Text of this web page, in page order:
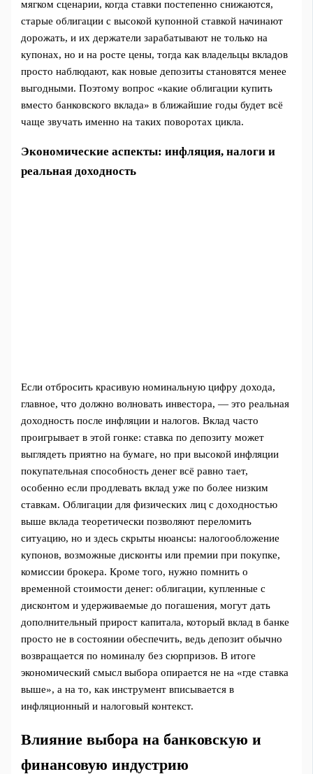
мягком сценарии, когда ставки постепенно снижаются,
старые облигации с высокой купонной ставкой начинают
дорожать, и их держатели зарабатывают не только на
купонах, но и на росте цены, тогда как владельцы вкладов
просто наблюдают, как новые депозиты становятся менее
выгодными. Поэтому вопрос «какие облигации купить
вместо банковского вклада» в ближайшие годы будет всё
чаще звучать именно на таких поворотах цикла.
Экономические аспекты: инфляция, налоги и
реальная доходность
Если отбросить красивую номинальную цифру дохода,
главное, что должно волновать инвестора, — это реальная
доходность после инфляции и налогов. Вклад часто
проигрывает в этой гонке: ставка по депозиту может
выглядеть приятно на бумаге, но при высокой инфляции
покупательная способность денег всё равно тает,
особенно если продлевать вклад уже по более низким
ставкам. Облигации для физических лиц с доходностью
выше вклада теоретически позволяют переломить
ситуацию, но и здесь скрыты нюансы: налогообложение
купонов, возможные дисконты или премии при покупке,
комиссии брокера. Кроме того, нужно помнить о
временной стоимости денег: облигации, купленные с
дисконтом и удерживаемые до погашения, могут дать
дополнительный прирост капитала, который вклад в банке
просто не в состоянии обеспечить, ведь депозит обычно
возвращается по номиналу без сюрпризов. В итоге
экономический смысл выбора опирается не на «где ставка
выше», а на то, как инструмент вписывается в
инфляционный и налоговый контекст.
Влияние выбора на банковскую и
финансовую индустрию